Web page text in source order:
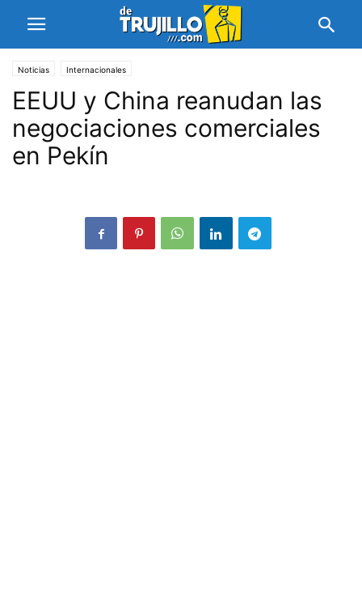
Noticias Internacionales
EEUU y China reanudan las
negociaciones comerciales
en Pekín